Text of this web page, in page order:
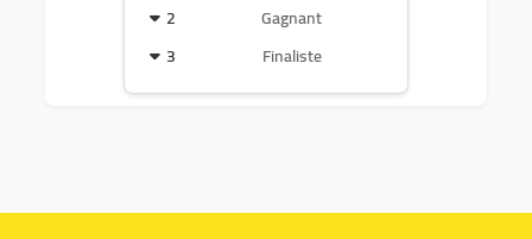
Gagnant
2
Finaliste
3